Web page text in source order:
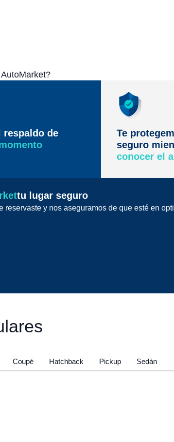
respaldo de
Te
seguro
conocer el
tu lugar seguro
reservaste y nos aseguramos de que esté en
Coupé Hatchback Pickup Sedán